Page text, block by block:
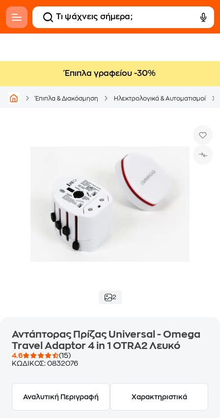
Έπιπλα γραφείου -30%
Έπιπλα & Διακόσμηση Ηλεκτρολογικά & Αυτοματισμοί
2
Αντάπτορας Πρίζας Universal - Omega
Travel Adaptor 4 in 1 OTRA2 Λευκό
4.6
(15)
ΚΩΔΙΚΟΣ: 0832076
Αναλυτική Περιγραφή Χαρακτηριστικά